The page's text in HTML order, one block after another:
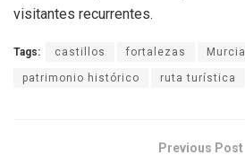
visitantes recurrentes.
Tags: castillos fortalezas Murcia
patrimonio histórico ruta turística
Previous Post